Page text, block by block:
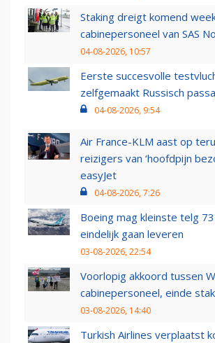
Staking dreigt komend
cabinepersoneel van SAS
04-08-2026, 10:57
Eerste succesvolle
zelfgemaakt Russisch
04-08-2026, 9:54
Air France-KLM aast op
reizigers van ‘hoofdpijn
easyJet
04-08-2026, 7:26
Boeing mag kleinste telg
eindelijk gaan leveren
03-08-2026, 22:54
Voorlopig akkoord tussen
cabinepersoneel, einde
03-08-2026, 14:40
Turkish Airlines verplaatst